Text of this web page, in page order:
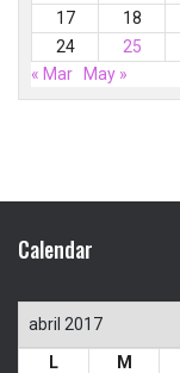
17
18
24
25
« Mar
May »
Calendar
abril 2017
L
M